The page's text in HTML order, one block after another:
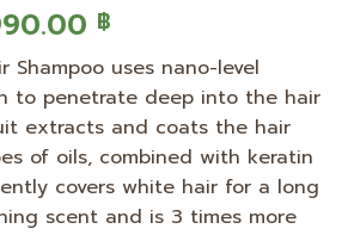
฿.
฿
is:
990.00 ฿.
Shampoo uses nano-level
to penetrate deep into the hair
extracts and coats the hair
of oils, combined with keratin
covers white hair for a long
scent and is 3 times more